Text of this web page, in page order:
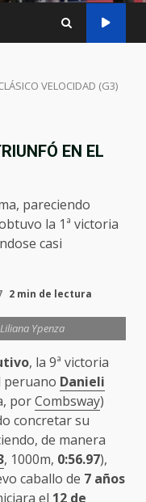
VELOCIDAD (G3)
EN EL
pareciendo
la 1ª victoria
casi
2 min de lectura
Ypenza
, la 9ª victoria
peruano Danieli
porCombsway)
concretar su
de manera
, 1000m, 0:56.97),
caballo de 7 años
el 12 de